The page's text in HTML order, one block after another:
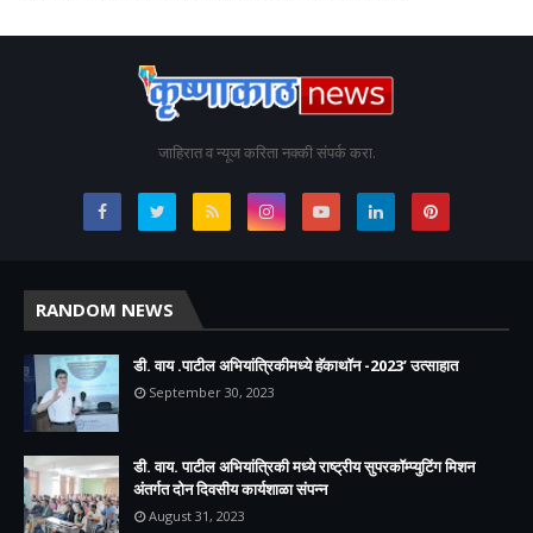
जाहिरात व न्यूज करिता नक्की संपर्क करा.
RANDOM NEWS
डी. वाय .पाटील अभियांत्रिकीमध्ये हॅकाथॉन -2023’ उत्साहात
September 30, 2023
डी. वाय. पाटील अभियांत्रिकी मध्ये राष्ट्रीय सुपरकॉम्प्युटिंग मिशन
अंतर्गत दोन दिवसीय कार्यशाळा संपन्न
August 31, 2023